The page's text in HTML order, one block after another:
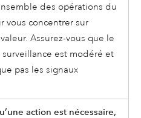
des opérations du
vous concentrer sur
Assurez-vous que le
surveillance est modéré et
pas les signaux
action est nécessaire,